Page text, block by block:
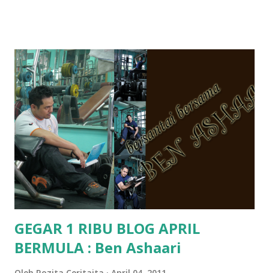
tanya sapa-sapa pun masa tu.. bila fikir-fikirkan balik terasa
jugak masa alahai teruknya kami sebagai ibubapa.. dan kami
terasa jugak semakin teruk bila abg long dah masuk 2 tahun
kat salah satu tadika swasta ni.. tapi nampaknya kenal huruf
pun tak tau.. pengsan aku bila ingat balik.. aku mula fikir
mungkin sebab abg long sendiri jenis budak yang ada
masalah dyslexia.. tapi minor la.. nanti la aku cerita pasal
dyslexia tu.. lepas tu kami buat keputusan pu...
GEGAR 1 RIBU BLOG APRIL
BERMULA : Ben Ashaari